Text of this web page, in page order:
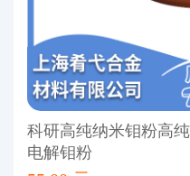
科研高纯纳米钼粉高
电解钼粉